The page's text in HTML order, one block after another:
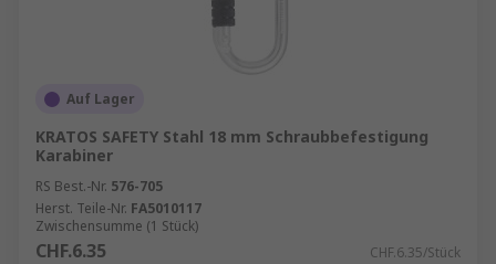
Auf Lager
KRATOS SAFETY Stahl 18 mm Schraubbefestigung
Karabiner
RS Best.-Nr. 576-705
Herst. Teile-Nr. FA5010117
Zwischensumme (1 Stück)
CHF.6.35 CHF.6.35/Stück